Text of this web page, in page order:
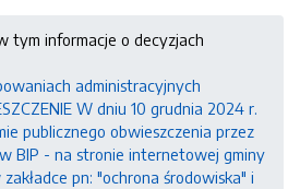
tym informacje o decyzjach
administracyjnych
W dniu 10 grudnia 2024 r.
publicznego obwieszczenia przez
BIP - na stronie internetowej gminy
pn: "ochrona środowiska" i